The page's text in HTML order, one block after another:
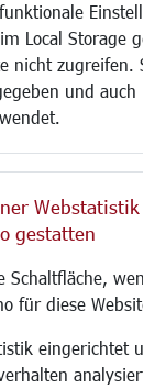
Local Storage
nicht zugreifen.
und auch
gestatten
Schaltfläche,
für diese
eingerichtet